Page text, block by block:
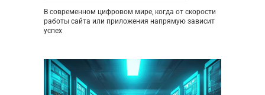
В современном цифровом мире, когда от скорости
работы сайта или приложения напрямую зависит
успех